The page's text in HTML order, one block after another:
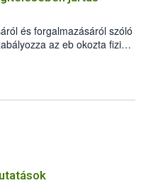
és forgalmazásáról szóló
az eb okozta fizikai
felmerülő
eb tartását és annak
jártas szakértőt.